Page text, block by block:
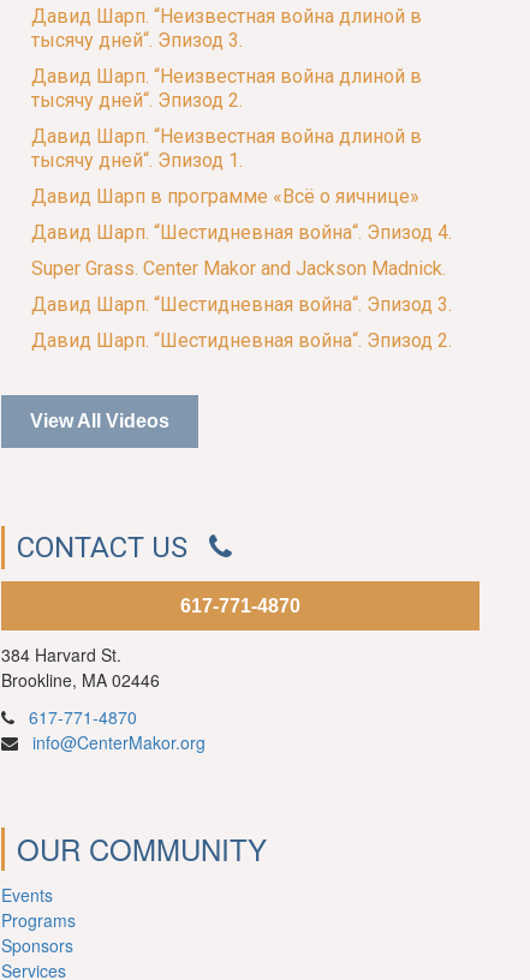
Давид Шарп. “Неизвестная война длиной в
тысячу дней“. Эпизод 3.
Давид Шарп. “Неизвестная война длиной в
тысячу дней“. Эпизод 2.
Давид Шарп. “Неизвестная война длиной в
тысячу дней“. Эпизод 1.
Давид Шарп в программе «Всё о яичнице»
Давид Шарп. “Шестидневная война“. Эпизод 4.
Super Grass. Center Makor and Jackson Madnick.
Давид Шарп. “Шестидневная война“. Эпизод 3.
Давид Шарп. “Шестидневная война“. Эпизод 2.
View All Videos
CONTACT US
617-771-4870
384 Harvard St.
Brookline, MA 02446
617-771-4870
info@CenterMakor.org
OUR COMMUNITY
Events
Programs
Sponsors
Services